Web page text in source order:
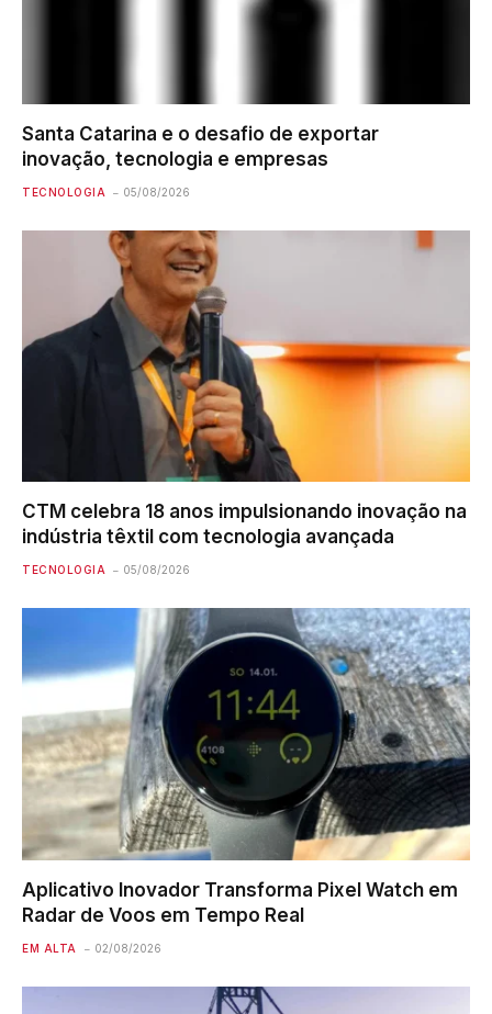
Santa Catarina e o desafio de exportar
inovação, tecnologia e empresas
TECNOLOGIA 05/08/2026
CTM celebra 18 anos impulsionando inovação na
indústria têxtil com tecnologia avançada
TECNOLOGIA 05/08/2026
Aplicativo Inovador Transforma Pixel Watch em
Radar de Voos em Tempo Real
EM ALTA 02/08/2026